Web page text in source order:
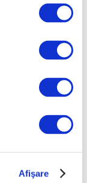
Afişare